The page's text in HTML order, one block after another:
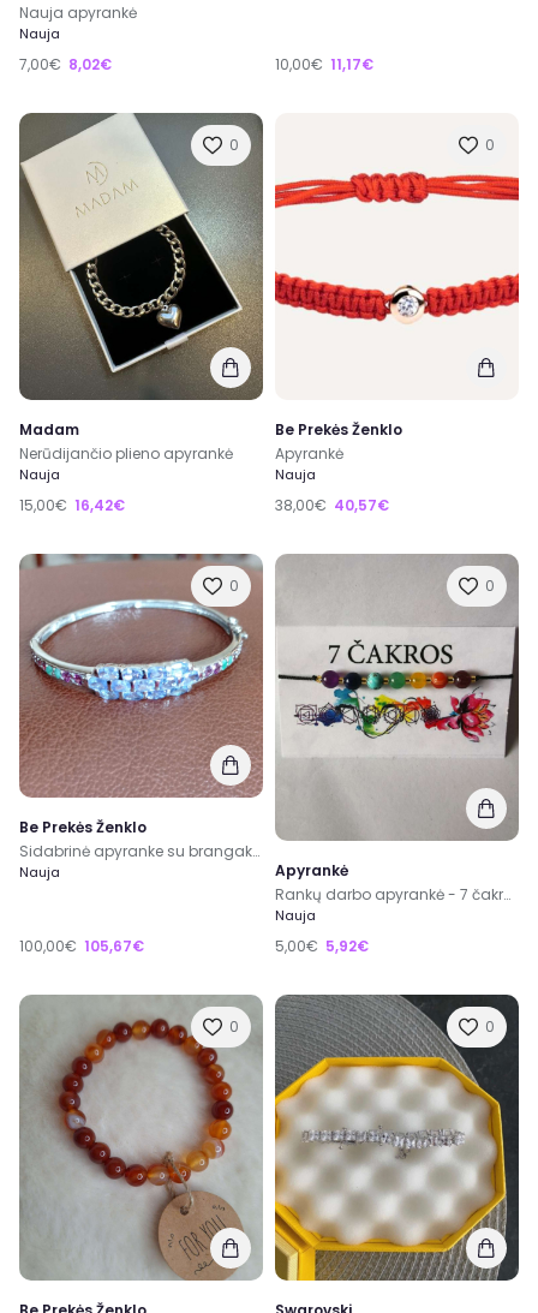
Nauja apyrankė
Nauja
7,00€ 8,02€ 10,00€ 11,17€
0
Madam
Nerūdijančio plieno apyrankė
Nauja
15,00€ 16,42€
0
Be Prekės Ženklo
Apyrankė
Nauja
38,00€ 40,57€
0
Be Prekės Ženklo
Sidabrinė apyranke su brangakmeniais
Nauja
100,00€ 105,67€
0
Apyrankė
Rankų darbo apyrankė - 7 čakros
Nauja
5,00€ 5,92€
0 0